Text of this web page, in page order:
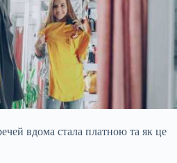
вдома стала платною та як це